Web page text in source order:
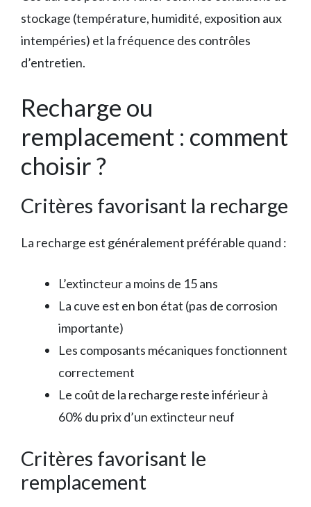
stockage (température, humidité, exposition aux
intempéries) et la fréquence des contrôles
d’entretien.
Recharge ou
remplacement : comment
choisir ?
Critères favorisant la recharge
La recharge est généralement préférable quand :
L’extincteur a moins de 15 ans
La cuve est en bon état (pas de corrosion
importante)
Les composants mécaniques fonctionnent
correctement
Le coût de la recharge reste inférieur à
60% du prix d’un extincteur neuf
Critères favorisant le
remplacement